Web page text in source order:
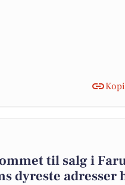
til salg i
dyreste adresser